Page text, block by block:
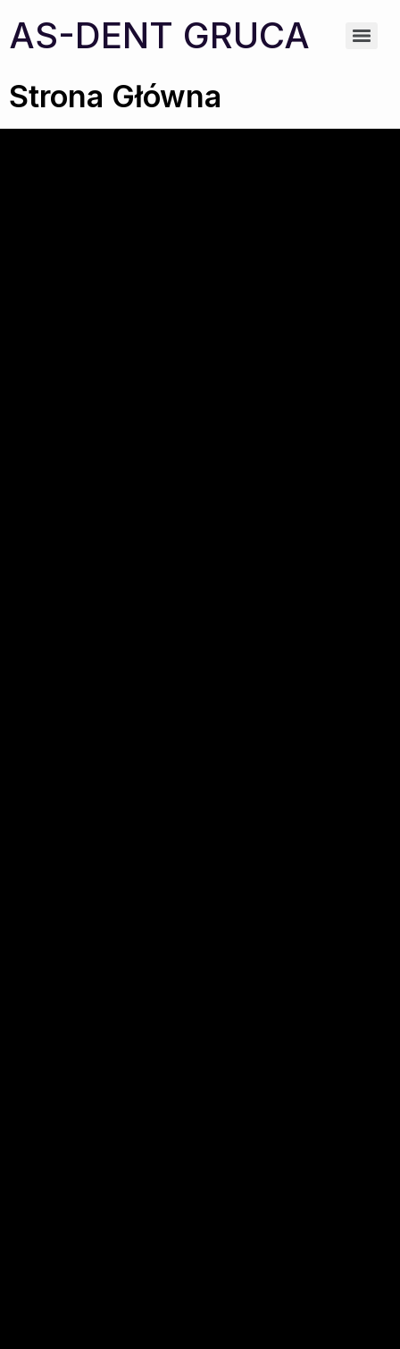
AS-DENT GRUCA
Strona Główna